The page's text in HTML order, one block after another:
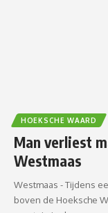
HOEKSCHE WAARD
Man verliest
Westmaas
Westmaas - Tijdens
boven de Hoeksche